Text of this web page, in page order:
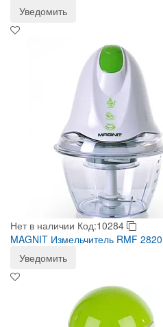
Уведомить
Нет в наличии Код:10284
MAGNIT Измельчитель RMF 2820
Уведомить